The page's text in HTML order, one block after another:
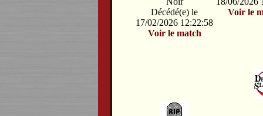
Décédé(e) le
17/02/2026 12:22:58
Voir le match
Voir le